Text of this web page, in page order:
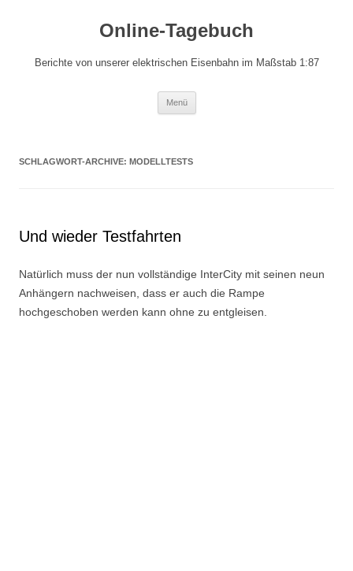
Online-Tagebuch
Berichte von unserer elektrischen Eisenbahn im Maßstab 1:87
Menü
SCHLAGWORT-ARCHIVE: MODELLTESTS
Und wieder Testfahrten
Natürlich muss der nun vollständige InterCity mit seinen neun
Anhängern nachweisen, dass er auch die Rampe
hochgeschoben werden kann ohne zu entgleisen.